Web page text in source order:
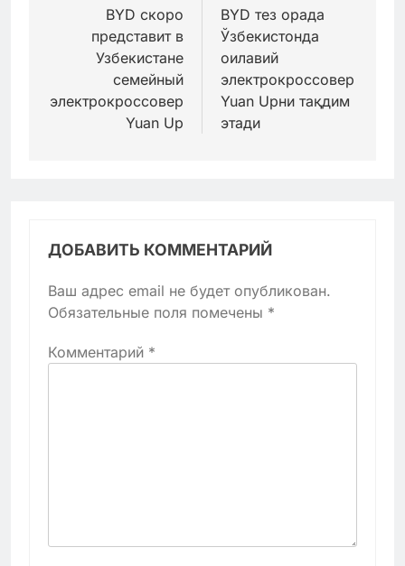
записям
BYD скоро
представит в
Узбекистане
семейный
электрокроссовер
Yuan Up
BYD тез орада
Ўзбекистонда
оилавий
электрокроссовер
Yuan Upни тақдим
этади
ДОБАВИТЬ КОММЕНТАРИЙ
Ваш адрес email не будет опубликован.
Обязательные поля помечены *
Комментарий *